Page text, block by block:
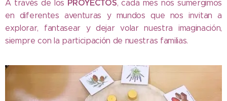
A través de los PROYECTOS, cada mes nos sumergimos
en diferentes aventuras y mundos que nos invitan a
explorar, fantasear y dejar volar nuestra imaginación,
siempre con la participación de nuestras familias.